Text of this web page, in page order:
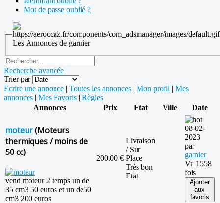
Mot de passe oublié ?
Les Annonces de garnier
Recherche avancée
Trier par
Ecrire une annonce
Toutes les annonces Mon profil
Mes
annonces
Mes Favoris
Règles
Annonces
Prix Etat Ville Date
moteur(Moteurs
thermiques / moins de
50 cc)
vend moteur 2 temps un de
35 cm3 50 euros et un de50
cm3 200 euros
200.00 €
Livraison
/ Sur
Place
Très bon
Etat
08-02-
2023
par
garnier
Vu 1558
fois
Ajouter
aux
favoris